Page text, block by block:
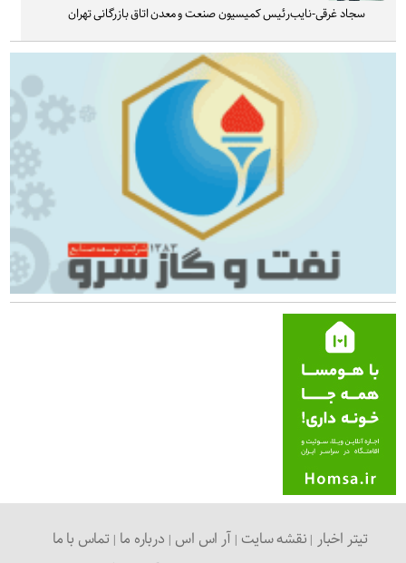
سجاد غرقی-نایب‌رئیس کمیسیون صنعت و معدن اتاق بازرگانی تهران
تیتر اخبار نقشه سایت آر اس اس درباره ما تماس با ما